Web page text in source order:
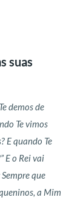
suas
demos de
Te vimos
E quando Te
E o Rei vai
que
a Mim